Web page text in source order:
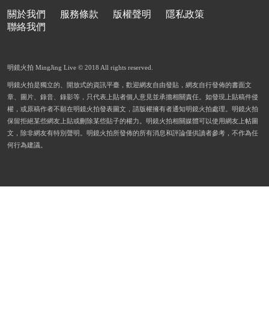
關於我們 服務條款 版權聲明
隱私政策
聯絡我們
明鏡火拍 MingJing Live © 2018 All rights reserved.
明鏡火拍是獨立的、開放式的資訊平臺，歡迎網友自由發貼，網友自行發佈的書面文
章、圖片、錄音、錄影等，只代表上貼者個人意見並承擔相關責任。如發現上貼稿件侵
權，或原稿作者不願在明鏡火拍發表圖文，請版權擁有者通知明鏡火拍處理。明鏡火拍
保留拒絕某些網友上貼或刪除某些貼子的權力。明鏡火拍相關媒體可以使用網友上帖圖
文，除非網友有特別聲明。明鏡火拍所發佈的所有消息和評論僅供讀者參考，不作為任
何行為建議。